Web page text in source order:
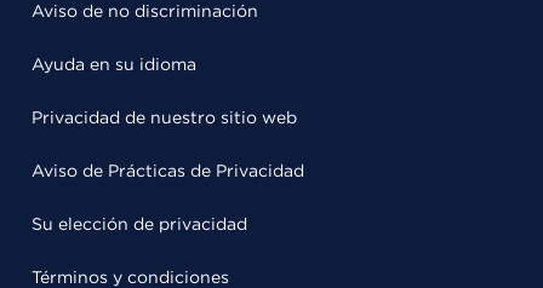
Aviso de no discriminación
Ayuda en su idioma
Privacidad de nuestro sitio web
Aviso de Prácticas de Privacidad
Su elección de privacidad
Términos y condiciones